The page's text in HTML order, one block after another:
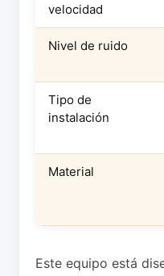
velocidad
Nivel de ruido
Tipo de
instalación
Material
Este equipo está